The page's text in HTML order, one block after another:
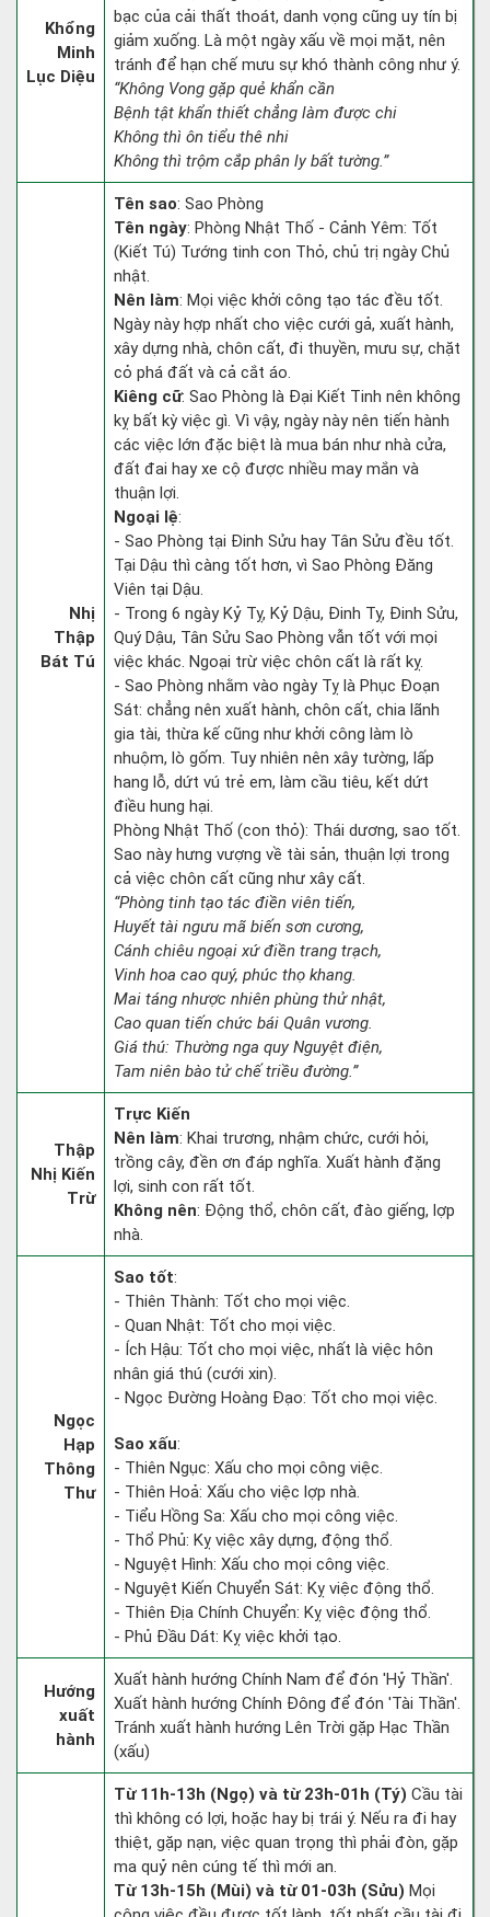
Khổng
Minh
Lục Diệu
bạc của cải thất thoát, danh vọng cũng uy tín bị
giảm xuống. Là một ngày xấu về mọi mặt, nên
tránh để hạn chế mưu sự khó thành công như ý.
“Không Vong gặp quẻ khẩn cần
Bệnh tật khẩn thiết chẳng làm được chi
Không thì ôn tiểu thê nhi
Không thì trộm cắp phân ly bất tường.”
Nhị
Thập
Bát Tú
Tên sao: Sao Phòng
Tên ngày: Phòng Nhật Thố - Cảnh Yêm: Tốt
(Kiết Tú) Tướng tinh con Thỏ, chủ trị ngày Chủ
nhật.
Nên làm: Mọi việc khởi công tạo tác đều tốt.
Ngày này hợp nhất cho việc cưới gả, xuất hành,
xây dựng nhà, chôn cất, đi thuyền, mưu sự, chặt
cỏ phá đất và cả cắt áo.
Kiêng cữ: Sao Phòng là Đại Kiết Tinh nên không
kỵ bất kỳ việc gì. Vì vậy, ngày này nên tiến hành
các việc lớn đặc biệt là mua bán như nhà cửa,
đất đai hay xe cộ được nhiều may mắn và
thuận lợi.
Ngoại lệ:
- Sao Phòng tại Đinh Sửu hay Tân Sửu đều tốt.
Tại Dậu thì càng tốt hơn, vì Sao Phòng Đăng
Viên tại Dậu.
- Trong 6 ngày Kỷ Tỵ, Kỷ Dậu, Đinh Tỵ, Đinh Sửu,
Quý Dậu, Tân Sửu Sao Phòng vẫn tốt với mọi
việc khác. Ngoại trừ việc chôn cất là rất kỵ.
- Sao Phòng nhằm vào ngày Tỵ là Phục Đoạn
Sát: chẳng nên xuất hành, chôn cất, chia lãnh
gia tài, thừa kế cũng như khởi công làm lò
nhuộm, lò gốm. Tuy nhiên nên xây tường, lấp
hang lỗ, dứt vú trẻ em, làm cầu tiêu, kết dứt
điều hung hại.
Phòng Nhật Thố (con thỏ): Thái dương, sao tốt.
Sao này hưng vượng về tài sản, thuận lợi trong
cả việc chôn cất cũng như xây cất.
“Phòng tinh tạo tác điền viên tiến,
Huyết tài ngưu mã biến sơn cương,
Cánh chiêu ngoại xứ điền trang trạch,
Vinh hoa cao quý, phúc thọ khang.
Mai táng nhược nhiên phùng thử nhật,
Cao quan tiến chức bái Quân vương.
Giá thú: Thường nga quy Nguyệt điện,
Tam niên bào tử chế triều đường.”
Thập
Nhị Kiến
Trừ
Trực Kiến
Nên làm: Khai trương, nhậm chức, cưới hỏi,
trồng cây, đền ơn đáp nghĩa. Xuất hành đặng
lợi, sinh con rất tốt.
Không nên: Động thổ, chôn cất, đào giếng, lợp
nhà.
Ngọc
Hạp
Thông
Thư
Sao tốt:
- Thiên Thành: Tốt cho mọi việc.
- Quan Nhật: Tốt cho mọi việc.
- Ích Hậu: Tốt cho mọi việc, nhất là việc hôn
nhân giá thú (cưới xin).
- Ngọc Đường Hoàng Đạo: Tốt cho mọi việc.
Sao xấu:
- Thiên Ngục: Xấu cho mọi công việc.
- Thiên Hoả: Xấu cho việc lợp nhà.
- Tiểu Hồng Sa: Xấu cho mọi công việc.
- Thổ Phủ: Kỵ việc xây dựng, động thổ.
- Nguyệt Hình: Xấu cho mọi công việc.
- Nguyệt Kiến Chuyển Sát: Kỵ việc động thổ.
- Thiên Địa Chính Chuyển: Kỵ việc động thổ.
- Phủ Đầu Dát: Kỵ việc khởi tạo.
Hướng
xuất
hành
Xuất hành hướng Chính Nam để đón 'Hỷ Thần'.
Xuất hành hướng Chính Đông để đón 'Tài Thần'.
Tránh xuất hành hướng Lên Trời gặp Hạc Thần
(xấu)
Từ 11h-13h (Ngọ) và từ 23h-01h (Tý) Cầu tài
thì không có lợi, hoặc hay bị trái ý. Nếu ra đi hay
thiệt, gặp nạn, việc quan trọng thì phải đòn, gặp
ma quỷ nên cúng tế thì mới an.
Từ 13h-15h (Mùi) và từ 01-03h (Sửu) Mọi